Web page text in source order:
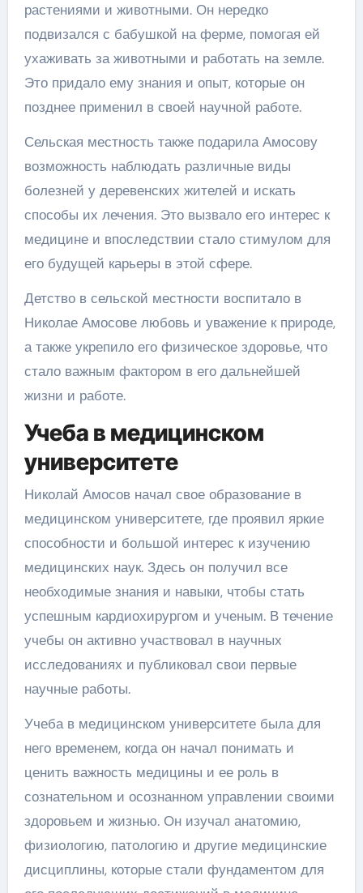
растениями и животными. Он нередко
подвизался с бабушкой на ферме, помогая ей
ухаживать за животными и работать на земле.
Это придало ему знания и опыт, которые он
позднее применил в своей научной работе.
Сельская местность также подарила Амосову
возможность наблюдать различные виды
болезней у деревенских жителей и искать
способы их лечения. Это вызвало его интерес к
медицине и впоследствии стало стимулом для
его будущей карьеры в этой сфере.
Детство в сельской местности воспитало в
Николае Амосове любовь и уважение к природе,
а также укрепило его физическое здоровье, что
стало важным фактором в его дальнейшей
жизни и работе.
Учеба в медицинском
университете
Николай Амосов начал свое образование в
медицинском университете, где проявил яркие
способности и большой интерес к изучению
медицинских наук. Здесь он получил все
необходимые знания и навыки, чтобы стать
успешным кардиохирургом и ученым. В течение
учебы он активно участвовал в научных
исследованиях и публиковал свои первые
научные работы.
Учеба в медицинском университете была для
него временем, когда он начал понимать и
ценить важность медицины и ее роль в
сознательном и осознанном управлении своими
здоровьем и жизнью. Он изучал анатомию,
физиологию, патологию и другие медицинские
дисциплины, которые стали фундаментом для